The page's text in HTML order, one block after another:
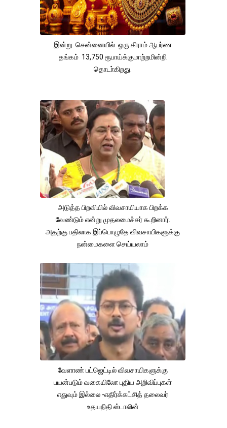
இன்று சென்னையில் ஒரு கிராம் ஆபர்ண
தங்கம் 13,750 ரூபாய்க்குமாற்றமின்றி
தொடா்கிறது.
அடுத்த பிறவியில் விவசாயியாக பிறக்க
வேண்டும் என்று முதலமைச்சர் கூறினார்.
அதற்கு பதிலாக இப்பொழுதே விவசாயிகளுக்கு
நன்மைகளை செய்யலாம்
வேளாண் பட்ஜெட்டில் விவசாயிகளுக்கு
பயன்படும் வகையிலோ புதிய அறிவிப்புகள்
எதுவும் இல்லை -எதிர்க்கட்சித் தலைவர்
உதயநிதி ஸ்டாலின்